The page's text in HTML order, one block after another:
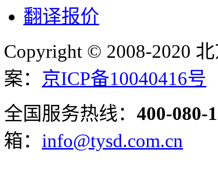
翻译报价
Copyright © 2008-2020
案： 京ICP备10040416号
全国服务热线： 400-080-
箱： info@tysd.com.cn